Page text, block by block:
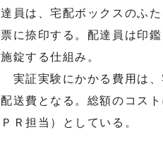
達員は、宅配ボックスのふ
票に捺印する。配達員は印
施錠する仕組み。
実証実験にかかる費用は、
配送費となる。総額のコス
ＰＲ担当）としている。